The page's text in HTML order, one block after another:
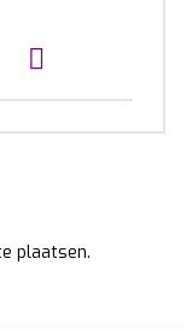
plaatsen.